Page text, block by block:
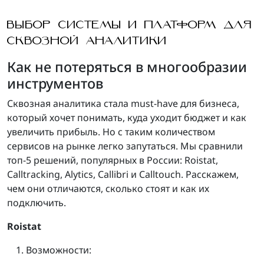
ВЫБОР СИСТЕМЫ И ПЛАТФОРМ ДЛЯ
СКВОЗНОЙ АНАЛИТИКИ
Как не потеряться в многообразии
инструментов
Сквозная аналитика стала must-have для бизнеса,
который хочет понимать, куда уходит бюджет и как
увеличить прибыль. Но с таким количеством
сервисов на рынке легко запутаться. Мы сравнили
топ-5 решений, популярных в России: Roistat,
Calltracking, Alytics, Callibri и Calltouch. Расскажем,
чем они отличаются, сколько стоят и как их
подключить.
Roistat
Возможности: